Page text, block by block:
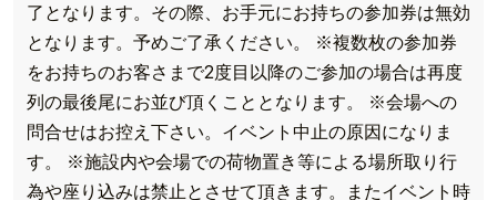
了となります。その際、お手元にお持ちの参加券は無効
となります。予めご了承ください。 ※複数枚の参加券
をお持ちのお客さまで2度目以降のご参加の場合は再度
列の最後尾にお並び頂くこととなります。 ※会場への
問合せはお控え下さい。イベント中止の原因になりま
す。 ※施設内や会場での荷物置き等による場所取り行
為や座り込みは禁止とさせて頂きます。またイベント時